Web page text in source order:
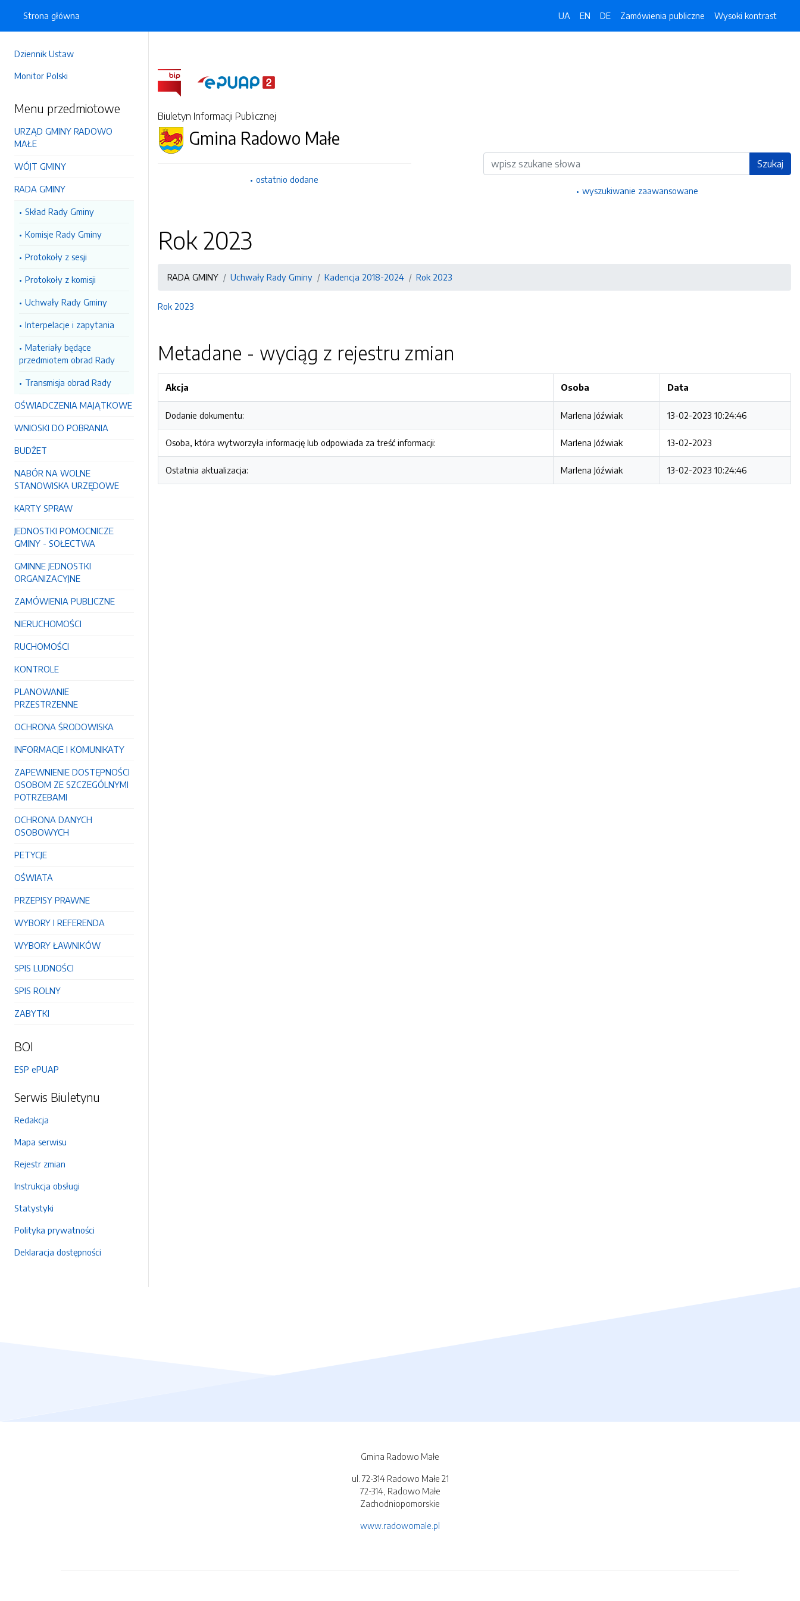
Dziennik Ustaw
Monitor Polski
Menu przedmiotowe
URZĄD GMINY RADOWO
MAŁE
WÓJT GMINY
RADA GMINY
Skład Rady Gminy
Komisje Rady Gminy
Protokoły z sesji
Protokoły z komisji
Uchwały Rady Gminy
Interpelacje i zapytania
Materiały będące
przedmiotem obrad Rady
Transmisja obrad Rady
OŚWIADCZENIA MAJĄTKOWE
WNIOSKI DO POBRANIA
BUDŻET
NABÓR NA WOLNE
STANOWISKA URZĘDOWE
KARTY SPRAW
JEDNOSTKI POMOCNICZE
GMINY - SOŁECTWA
GMINNE JEDNOSTKI
ORGANIZACYJNE
ZAMÓWIENIA PUBLICZNE
NIERUCHOMOŚCI
RUCHOMOŚCI
KONTROLE
PLANOWANIE
PRZESTRZENNE
OCHRONA ŚRODOWISKA
INFORMACJE I KOMUNIKATY
ZAPEWNIENIE DOSTĘPNOŚCI
OSOBOM ZE SZCZEGÓLNYMI
POTRZEBAMI
OCHRONA DANYCH
OSOBOWYCH
PETYCJE
OŚWIATA
PRZEPISY PRAWNE
WYBORY I REFERENDA
WYBORY ŁAWNIKÓW
SPIS LUDNOŚCI
SPIS ROLNY
ZABYTKI
BOI
ESP ePUAP
Serwis Biuletynu
Redakcja
Mapa serwisu
Rejestr zmian
Instrukcja obsługi
Statystyki
Polityka prywatności
Deklaracja dostępności
Strona główna UA EN DE Zamówienia publiczne Wysoki kontrast
Biuletyn Informacji Publicznej
Gmina Radowo Małe
ostatnio dodane
Wyszukiwarka Szukaj
wyszukiwanie zaawansowane
Rok 2023
RADA GMINY Uchwały Rady Gminy Kadencja 2018-2024 Rok 2023
Rok 2023
Metadane - wyciąg z rejestru zmian
Akcja Osoba Data
Dodanie dokumentu: Marlena Jóźwiak 13-02-2023 10:24:46
Osoba, która wytworzyła informację lub odpowiada za treść informacji: Marlena Jóźwiak 13-02-2023
Ostatnia aktualizacja: Marlena Jóźwiak 13-02-2023 10:24:46
Gmina Radowo Małe
ul. 72-314 Radowo Małe 21
72-314, Radowo Małe
Zachodniopomorskie
www.radowomale.pl